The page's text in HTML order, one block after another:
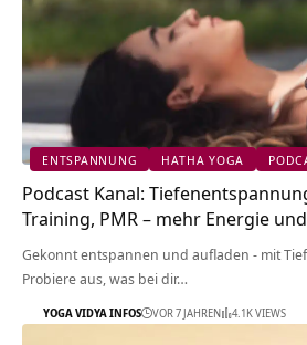
ENTSPANNUNG HATHA YOGA
Podcast Kanal:
Training, PMR – mehr Energie
Gekonnt entspannen und aufladen - mit
Probiere aus, was bei dir…
YOGA VIDYA INFOS VOR 7 JAHREN 4.1K VIEWS